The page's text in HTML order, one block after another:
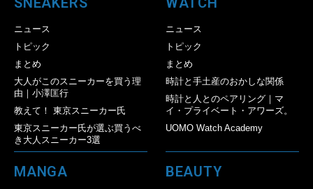
ニュース
トピック
まとめ
大人がこのスニーカーを買う理
由｜小澤匡行
教えて！ 東京スニーカー氏
東京スニーカー氏が選ぶ買うべ
き大人スニーカー3選
ニュース
トピック
まとめ
時計と手土産のおかしな関係
時計と人とのペアリング｜マ
イ・プライベート・アワーズ。
UOMO Watch Academy
MANGA BEAUTY